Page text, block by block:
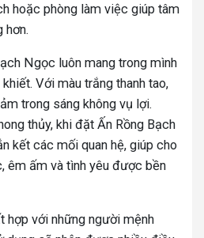
hoặc phòng làm việc giúp tâm
hơn.
Ngọc luôn mang trong mình
Với màu trắng thanh tao,
trong sáng không vụ lợi.
thủy, khi đặt Ấn Rồng Bạch
kết các mối quan hệ, giúp cho
êm ấm và tình yêu được bền
hợp với những người mệnh